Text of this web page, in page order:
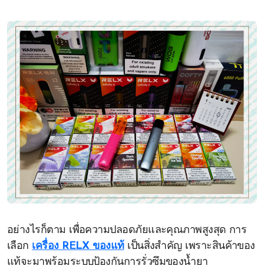
อย่างไรก็ตาม เพื่อความปลอดภัยและคุณภาพสูงสุด การ
เลือก เครื่อง RELX ของแท้เป็นสิ่งสำคัญ เพราะสินค้าของ
แท้จะมาพร้อมระบบป้องกันการรั่วซึมของน้ำยา